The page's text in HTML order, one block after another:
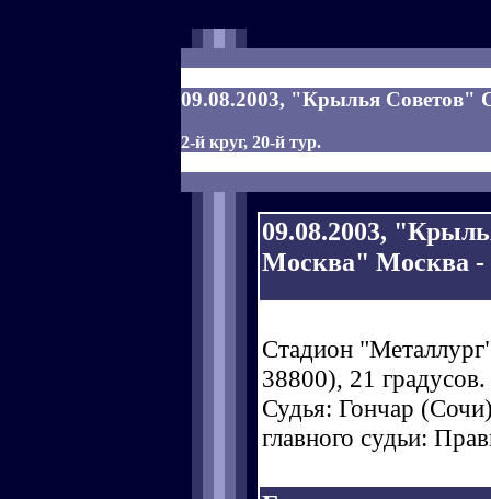
09.08.2003, "Крылья
2-й круг, 20-й тур.
09.08.2003,
Москва" Москва -
Стадион
38800), 21 градусов.
Судья: Гончар
главного судьи: